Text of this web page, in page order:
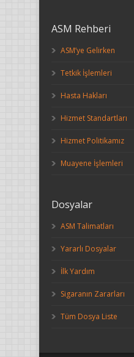
ASM Rehberi
ASM’ye Gelirken
Tetkik İşlemleri
Hasta Hakları
Hizmet Standartları
Hizmet Politikamız
Muayene İşlemleri
Dosyalar
ASM Talimatları
Yararlı Dosyalar
İlk Yardım
Sigaranın Zararları
Tüm Dosya Liste